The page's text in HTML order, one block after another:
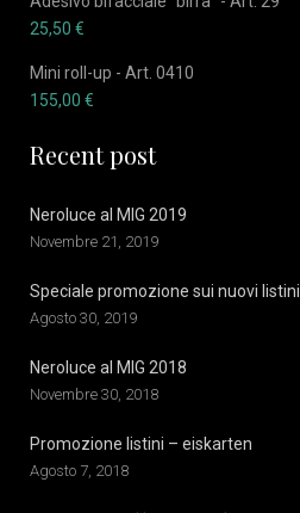
25,50 €
Mini roll-up - Art. 0410
155,00 €
Recent post
Neroluce al MIG 2019
Novembre 21, 2019
Speciale promozione sui nuovi listini
Agosto 30, 2019
Neroluce al MIG 2018
Novembre 30, 2018
Promozione listini – eiskarten
Agosto 7, 2018